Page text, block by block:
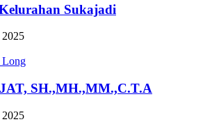
Sukajadi
2025
SH.,MH.,MM.,C.T.A
2025